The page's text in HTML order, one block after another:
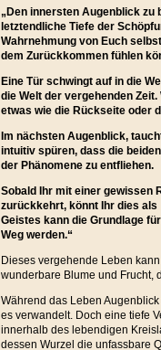
„Den innersten Augenblick zu
letztendliche Tiefe der
Wahrnehmung von Euch
dem Zurückkommen fühlen
Eine Tür schwingt auf in die
die Welt der vergehenden
etwas wie die Rückseite oder
Im nächsten Augenblick,
intuitiv spüren, dass die
der Phänomene zu entfliehen.
Sobald Ihr mit einer gewissen
zurückkehrt, könnt Ihr dies
Geistes kann die Grundlage
Weg werden.“
Dieses vergehende Leben
wunderbare Blume und Frucht,
Während das Leben
es verwandelt. Doch eine tiefe
innerhalb des lebendigen
dessen Wurzel die unfassbare